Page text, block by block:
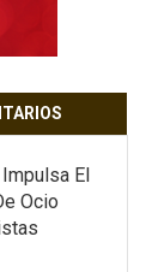
El
Ocio